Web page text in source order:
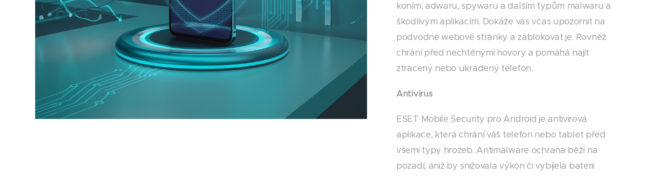
koním, adwaru, spywaru a dalším typům malwaru a
škodlivým aplikacím. Dokáže vás včas upozornit na
podvodné webové stránky a zablokovat je. Rovněž
chrání před nechtěnými hovory a pomáhá najít
ztracený nebo ukradený telefon.
Antivirus
ESET Mobile Security pro Android je antivirová
aplikace, která chrání váš telefon nebo tablet před
všemi typy hrozeb. Antimalware ochrana běží na
pozadí, aniž by snižovala výkon či vybíjela baterii